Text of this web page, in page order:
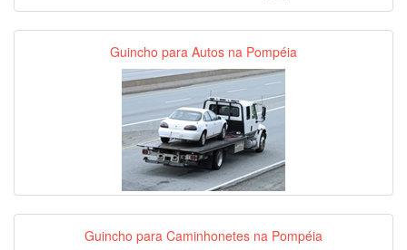
Guincho para Autos na Pompéia
Guincho para Caminhonetes na Pompéia